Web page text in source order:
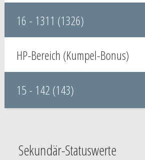
16 - 1311 (1326)
HP-Bereich (Kumpel-Bonus)
15 - 142 (143)
Sekundär-Statuswerte